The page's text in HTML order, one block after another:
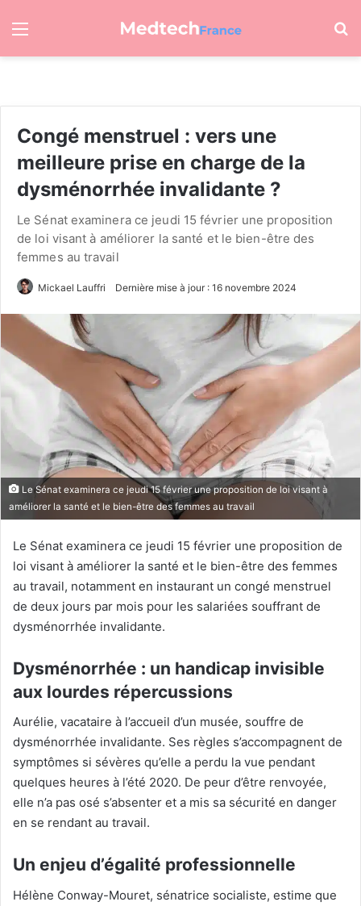
Menu
Congé menstruel : vers une
meilleure prise en charge de la
dysménorrhée invalidante ?
Le Sénat examinera ce jeudi 15 février une proposition
de loi visant à améliorer la santé et le bien-être des
femmes au travail
Mickael Lauffri Dernière mise à jour : 16 novembre 2024
Le Sénat examinera ce jeudi 15 février une proposition de loi visant à
améliorer la santé et le bien-être des femmes au travail
Le Sénat examinera ce jeudi 15 février une proposition de
loi visant à améliorer la santé et le bien-être des femmes
au travail, notamment en instaurant un congé menstruel
de deux jours par mois pour les salariées souffrant de
dysménorrhée invalidante.
Dysménorrhée : un handicap invisible
aux lourdes répercussions
Aurélie, vacataire à l’accueil d’un musée, souffre de
dysménorrhée invalidante. Ses règles s’accompagnent de
symptômes si sévères qu’elle a perdu la vue pendant
quelques heures à l’été 2020. De peur d’être renvoyée,
elle n’a pas osé s’absenter et a mis sa sécurité en danger
en se rendant au travail.
Un enjeu d’égalité professionnelle
Hélène Conway-Mouret, sénatrice socialiste, estime que